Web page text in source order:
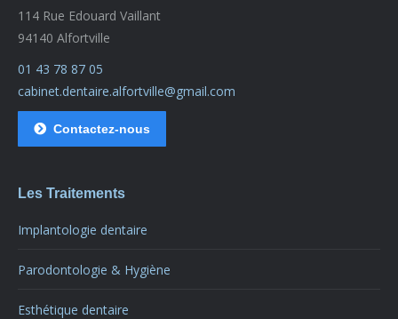
114 Rue Edouard Vaillant
94140 Alfortville
01 43 78 87 05
cabinet.dentaire.alfortville@gmail.com
Contactez-nous
Les Traitements
Implantologie dentaire
Parodontologie & Hygiène
Esthétique dentaire